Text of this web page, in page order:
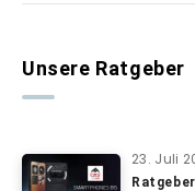
Unsere Ratgeber
23. Juli